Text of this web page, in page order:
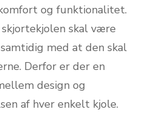
og funktionalitet.
skal være
med at den skal
Derfor er der en
design og
af hver enkelt kjole.